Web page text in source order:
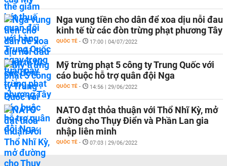
Nga vung tiền cho dân để xoa dịu nỗi đau
kinh tế từ các đòn trừng phạt phương Tây
QUỐC TẾ - 17:00 | 04/07/2022
Mỹ trừng phạt 5 công ty Trung Quốc với
cáo buộc hỗ trợ quân đội Nga
QUỐC TẾ - 14:56 | 29/06/2022
NATO đạt thỏa thuận với Thổ Nhĩ Kỳ, mở
đường cho Thụy Điển và Phần Lan gia
nhập liên minh
QUỐC TẾ - 07:03 | 29/06/2022